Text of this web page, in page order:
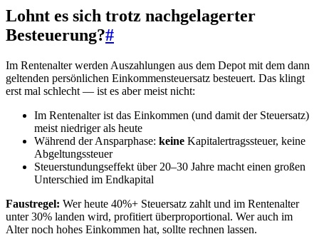
Lohnt es sich trotz nachgelagerter
Besteuerung?#
Im Rentenalter werden Auszahlungen aus dem Depot mit dem dann
geltenden persönlichen Einkommensteuersatz besteuert. Das klingt
erst mal schlecht — ist es aber meist nicht:
Im Rentenalter ist das Einkommen (und damit der Steuersatz)
meist niedriger als heute
Während der Ansparphase: keine Kapitalertragssteuer, keine
Abgeltungssteuer
Steuerstundungseffekt über 20–30 Jahre macht einen großen
Unterschied im Endkapital
Faustregel: Wer heute 40%+ Steuersatz zahlt und im Rentenalter
unter 30% landen wird, profitiert überproportional. Wer auch im
Alter noch hohes Einkommen hat, sollte rechnen lassen.